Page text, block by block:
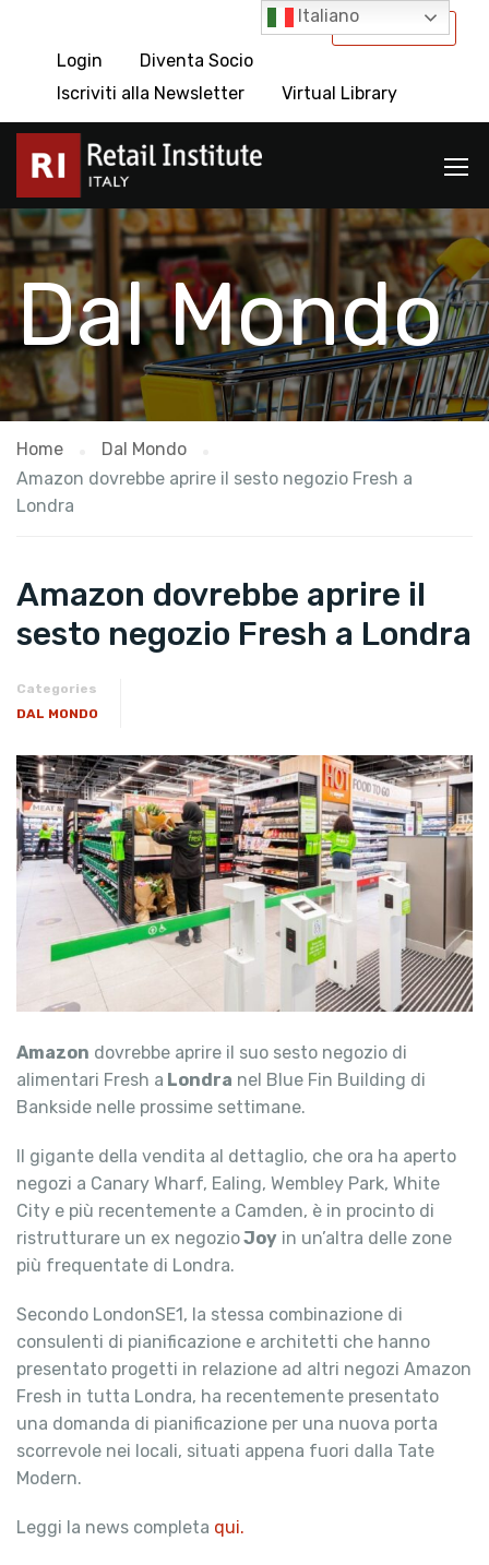
International
Login
Diventa Socio
Iscriviti alla Newsletter
Virtual Library
Dal Mondo
Home
Dal Mondo
Amazon dovrebbe aprire il sesto negozio Fresh a
Londra
Amazon dovrebbe aprire il
sesto negozio Fresh a Londra
Categories
DAL MONDO
Amazon dovrebbe aprire il suo sesto negozio di
alimentari Fresh a Londra nel Blue Fin Building di
Bankside nelle prossime settimane.
Il gigante della vendita al dettaglio, che ora ha aperto
negozi a Canary Wharf, Ealing, Wembley Park, White
City e più recentemente a Camden, è in procinto di
ristrutturare un ex negozioJoy in un’altra delle zone
più frequentate di Londra.
Secondo LondonSE1, la stessa combinazione di
consulenti di pianificazione e architetti che hanno
presentato progetti in relazione ad altri negozi Amazon
Fresh in tutta Londra, ha recentemente presentato
una domanda di pianificazione per una nuova porta
scorrevole nei locali, situati appena fuori dalla Tate
Modern.
Leggi la news completa qui.
Italiano